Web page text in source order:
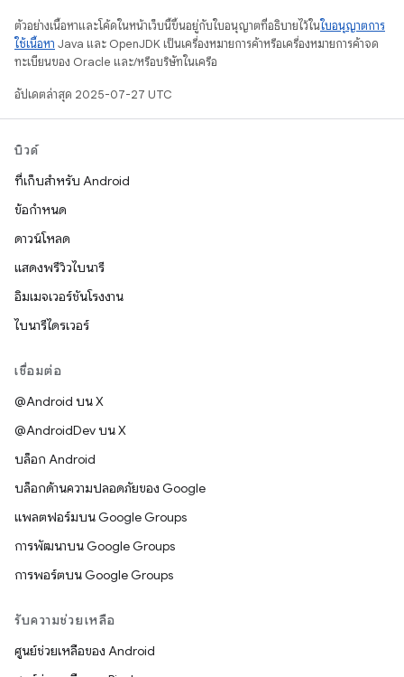
ตัวอย่างเนื้อหาและโค้ดในหน้าเว็บนี้ขึ้นอยู่กับใบอนุญาตที่อธิบายไว้ในใบอนุญาตการ
ใช้เนื้อหา Java และ OpenJDK เป็นเครื่องหมายการค้าหรือเครื่องหมายการค้าจด
ทะเบียนของ Oracle และ/หรือบริษัทในเครือ
อัปเดตล่าสุด 2025-07-27 UTC
บิวด์
ที่เก็บสำหรับ Android
ข้อกำหนด
ดาวน์โหลด
แสดงพรีวิวไบนารี
อิมเมจเวอร์ชันโรงงาน
ไบนารีไดรเวอร์
เชื่อมต่อ
@Android บน X
@AndroidDev บน X
บล็อก Android
บล็อกด้านความปลอดภัยของ Google
แพลตฟอร์มบน Google Groups
การพัฒนาบน Google Groups
การพอร์ตบน Google Groups
รับความช่วยเหลือ
ศูนย์ช่วยเหลือของ Android